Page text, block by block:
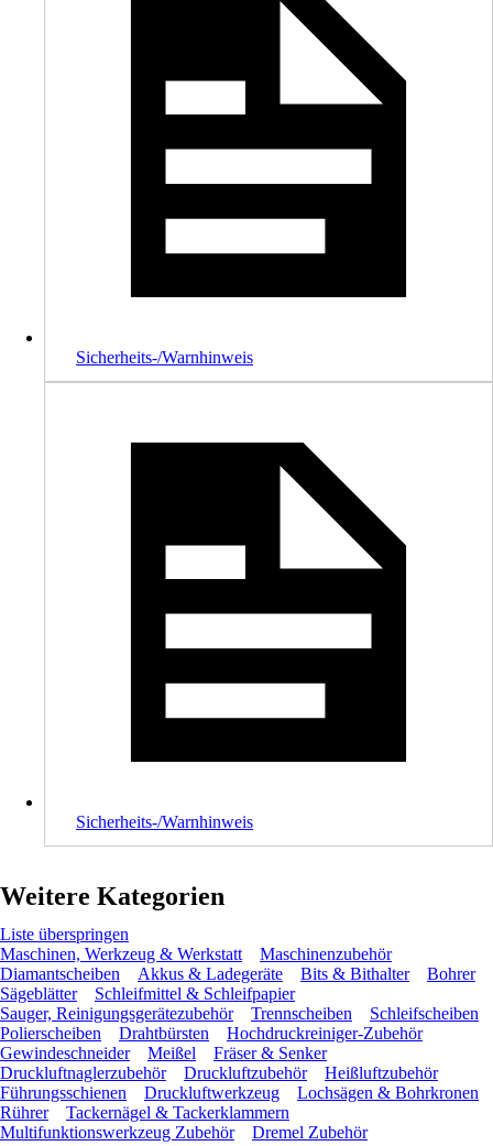
Sicherheits-/Warnhinweis
Sicherheits-/Warnhinweis
Weitere Kategorien
Liste überspringen
Maschinen, Werkzeug & Werkstatt
Maschinenzubehör
Diamantscheiben
Akkus & Ladegeräte Bits & Bithalter
Bohrer
Sägeblätter
Schleifmittel & Schleifpapier
Sauger, Reinigungsgerätezubehör
Trennscheiben
Schleifscheiben
Polierscheiben
Drahtbürsten
Hochdruckreiniger-Zubehör
Gewindeschneider
Meißel
Fräser & Senker
Druckluftnaglerzubehör
Druckluftzubehör
Heißluftzubehör
Führungsschienen
Druckluftwerkzeug
Lochsägen & Bohrkronen
Rührer
Tackernägel & Tackerklammern
Multifunktionswerkzeug Zubehör
Dremel Zubehör